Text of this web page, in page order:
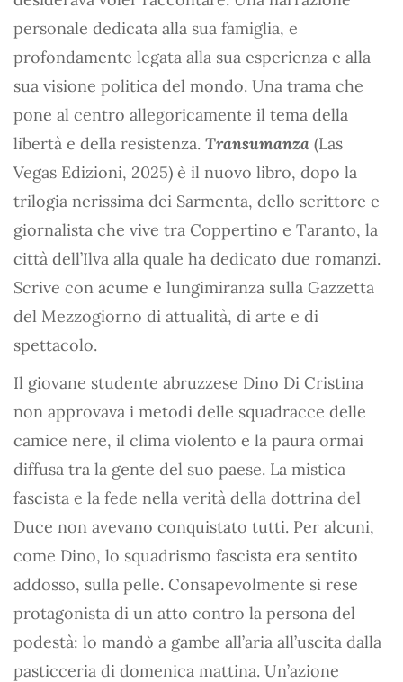
personale dedicata alla sua famiglia, e
profondamente legata alla sua esperienza e alla
sua visione politica del mondo. Una trama che
pone al centro allegoricamente il tema della
libertà e della resistenza. Transumanza (Las
Vegas Edizioni, 2025) è il nuovo libro, dopo la
trilogia nerissima dei Sarmenta, dello scrittore e
giornalista che vive tra Coppertino e Taranto, la
città dell’Ilva alla quale ha dedicato due romanzi.
Scrive con acume e lungimiranza sulla Gazzetta
del Mezzogiorno di attualità, di arte e di
spettacolo.
Il giovane studente abruzzese Dino Di Cristina
non approvava i metodi delle squadracce delle
camice nere, il clima violento e la paura ormai
diffusa tra la gente del suo paese. La mistica
fascista e la fede nella verità della dottrina del
Duce non avevano conquistato tutti. Per alcuni,
come Dino, lo squadrismo fascista era sentito
addosso, sulla pelle. Consapevolmente si rese
protagonista di un atto contro la persona del
podestà: lo mandò a gambe all’aria all’uscita dalla
pasticceria di domenica mattina. Un’azione